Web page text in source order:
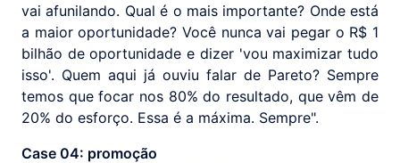
vai afunilando. Qual é o mais importante? Onde está
a maior oportunidade? Você nunca vai pegar o R$ 1
bilhão de oportunidade e dizer 'vou maximizar tudo
isso'. Quem aqui já ouviu falar de Pareto? Sempre
temos que focar nos 80% do resultado, que vêm de
20% do esforço. Essa é a máxima. Sempre".
Case 04: promoção